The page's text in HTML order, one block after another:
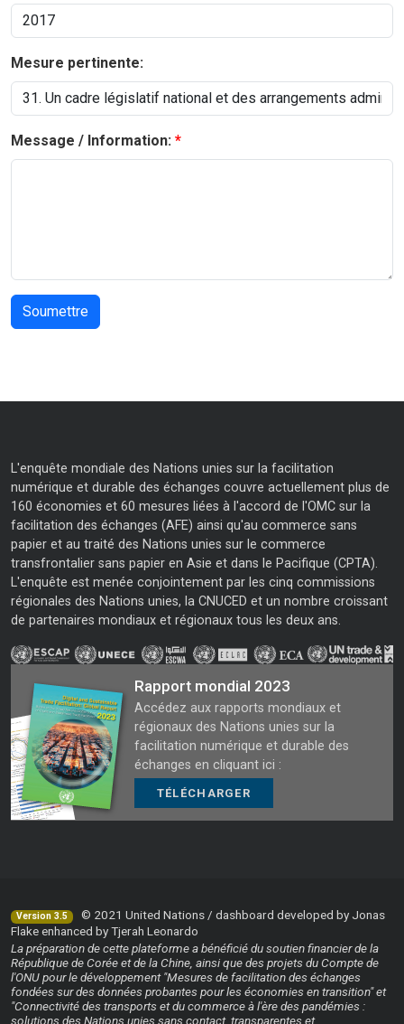
Mesure pertinente:
Message / Information:
L'enquête mondiale des Nations unies sur la facilitation
numérique et durable des échanges couvre actuellement plus de
160 économies et 60 mesures liées à l'accord de l'OMC sur la
facilitation des échanges (AFE) ainsi qu'au commerce sans
papier et au traité des Nations unies sur le commerce
transfrontalier sans papier en Asie et dans le Pacifique (CPTA).
L'enquête est menée conjointement par les cinq commissions
régionales des Nations unies, la CNUCED et un nombre croissant
de partenaires mondiaux et régionaux tous les deux ans.
Rapport mondial 2023
Accédez aux rapports mondiaux et
régionaux des Nations unies sur la
facilitation numérique et durable des
échanges en cliquant ici :
TÉLÉCHARGER
Version 3.5
© 2021 United Nations / dashboard developed by Jonas
Flake enhanced by Tjerah Leonardo
La préparation de cette plateforme a bénéficié du soutien financier de la
République de Corée et de la Chine, ainsi que des projets du Compte de
l'ONU pour le développement "Mesures de facilitation des échanges
fondées sur des données probantes pour les économies en transition" et
"Connectivité des transports et du commerce à l'ère des pandémies :
solutions des Nations unies sans contact, transparentes et